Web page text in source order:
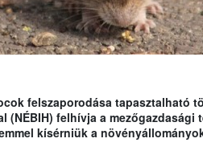
felszaporodása tapasztalható
(NÉBIH) felhívja a mezőgazdasági
kísérniük a